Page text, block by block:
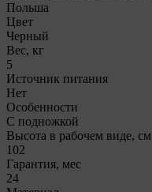
Польша
Цвет
Черный
Вес, кг
5
Источник питания
Нет
Особенности
С подножкой
Высота в рабочем виде, см
102
Гарантия, мес
24